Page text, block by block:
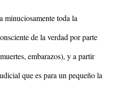
minuciosamente toda la
de la verdad por parte
embarazos), y a partir
que es para un pequeño la